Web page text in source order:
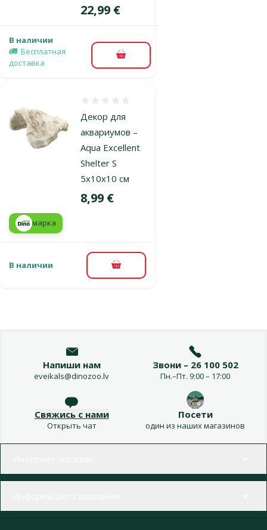
Цена
22,99 €
В наличии
Бесплатная
доставка
В корзину
Декор для
аквариумов –
Aqua Excellent
Shelter S
5x10x10 см
Цена
8,99 €
марка
В наличии В корзину
Напиши нам
eveikals@dinozoo.lv
Звони – 26 100 502
Пн.–Пт. 9:00 – 17:00
Свяжись с нами
Открыть чат
Посети
один из наших магазинов